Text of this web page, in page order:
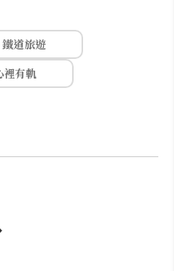
鐵道旅遊
裡有軌